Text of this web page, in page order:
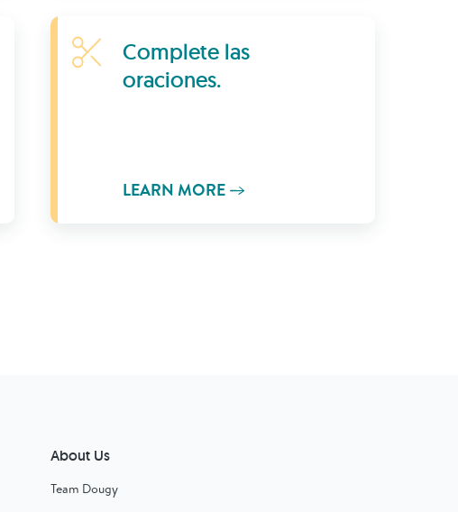
Learn MoreComplete las
oraciones.
LEARN MORE
About Us
Team Dougy